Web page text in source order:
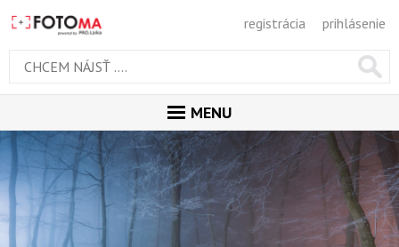
registrácia prihlásenie
MENU
ÚVOD
MAGAZÍN
GALÉRIA